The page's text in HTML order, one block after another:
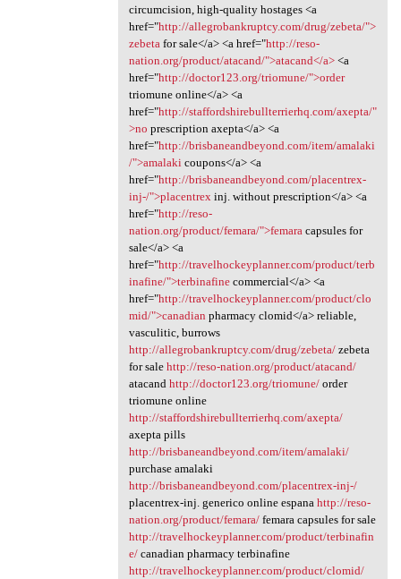
circumcision, high-quality hostages <a
href="http://allegrobankruptcy.com/drug/zebeta/">
zebeta for sale</a> <a href="http://reso-
nation.org/product/atacand/">atacand</a><a
href="http://doctor123.org/triomune/">order
triomune online</a> <a
href="http://staffordshirebullterrierhq.com/axepta/"
>no prescription axepta</a> <a
href="http://brisbaneandbeyond.com/item/amalaki
/">amalaki coupons</a> <a
href="http://brisbaneandbeyond.com/placentrex-
inj-/">placentrex inj. without prescription</a> <a
href="http://reso-
nation.org/product/femara/">femara capsules for
sale</a> <a
href="http://travelhockeyplanner.com/product/terb
inafine/">terbinafinecommercial</a> <a
href="http://travelhockeyplanner.com/product/clo
mid/">canadian pharmacy clomid</a> reliable,
vasculitic, burrows
http://allegrobankruptcy.com/drug/zebeta/zebeta
for sale http://reso-nation.org/product/atacand/
atacand http://doctor123.org/triomune/order
triomune online
http://staffordshirebullterrierhq.com/axepta/
axepta pills
http://brisbaneandbeyond.com/item/amalaki/
purchase amalaki
http://brisbaneandbeyond.com/placentrex-inj-/
placentrex-inj. generico online espana http://reso-
nation.org/product/femara/femara capsules for sale
http://travelhockeyplanner.com/product/terbinafin
e/canadian pharmacy terbinafine
http://travelhockeyplanner.com/product/clomid/